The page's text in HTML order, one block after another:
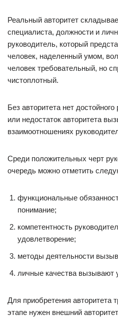
Реальный авторитет
специалиста, должности и
руководитель, который
человек, наделенный умом,
человек требовательный, но
чистоплотный.
Без авторитета нет
или недостаток авторитета
взаимоотношениях
Среди положительных черт
очередь можно отметить
функциональные
понимание;
компетентность
удовлетворение;
методы деятельности
личные качества вызывают
Для приобретения авторитета
этапе нужен внешний